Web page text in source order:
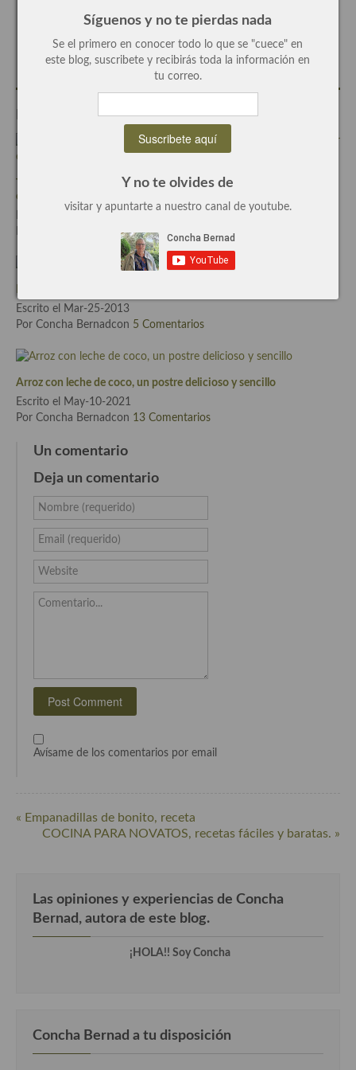
Aves
Salazones y encurtidos
Recetas de Cuaresma
Recetas maridadas con los mejores AOVES
Recetas de fiesta, Navidad y días señalados
Resumen tematicos de recetas
Cocinas del mundo
Cocina Americana
Cocina Argentina
Cocina Brasileña
Cocina colombiana
Cocina Cajún y Creole
Cocina de Estados Unidos
Cocina de Guatemala
Cocina Jamaicana
Cocina peruana
Cocina de Oriente Medio
Escrito porConcha Bernad
Periodista, blogger y cocinera de este blog.
Entradas Relacionadas
Técnicas de cocina: abrir un coco, cortar en brunoise y no morir en
el intento con vídeo.
Escrito el Sep-20-2013
Por Concha Bernadcon 0 Comentarios
Escrito el Mar-25-2013
Por Concha Bernadcon 5 Comentarios
Arroz con leche de coco, un postre delicioso y sencillo
Escrito el May-10-2021
Por Concha Bernadcon 13 Comentarios
Un comentario
Deja un comentario
Nombre (requerido)
Email (requerido)
Website
Comentario...
Avísame de los comentarios por email
« Empanadillas de bonito, receta
COCINA PARA NOVATOS, recetas fáciles y baratas. »
Las opiniones y experiencias de Concha
Bernad, autora de este blog.
¡HOLA!! Soy Concha
Concha Bernad a tu disposición
Síguenos y no te pierdas nada
Se el primero en conocer todo lo que se "cuece" en
este blog, suscribete y recibirás toda la información en
tu correo.
Y no te olvides de
visitar y apuntarte a nuestro canal de youtube.